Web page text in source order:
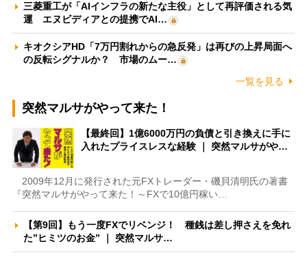
三菱重工が「AIインフラの新たな主役」として再評価される気
運 エヌビディアとの提携でAI…
キオクシアHD「7万円割れからの急反発」は再びの上昇局面へ
の反転シグナルか？ 市場のムー…
一覧を見る
突然マルサがやって来た！
【最終回】1億6000万円の負債と引き換えに手に
入れたプライスレスな経験 ｜ 突然マルサがや…
2009年12月に発行された元FXトレーダー・磯貝清明氏の著書
『突然マルサがやって来た！～FXで10億円稼い…
【第9回】もう一度FXでリベンジ！ 種銭は差し押さえを免れ
た”ヒミツのお金” ｜ 突然マルサ…